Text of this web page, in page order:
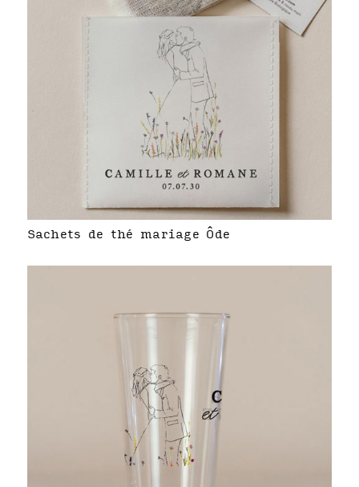
Sachets de thé mariage Ôde